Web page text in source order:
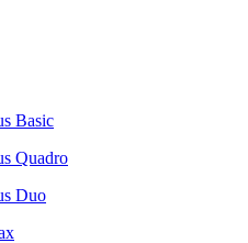
Basic
Quadro
Duo